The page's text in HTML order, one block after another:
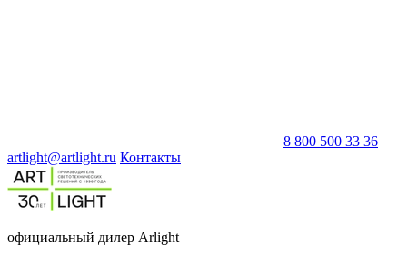
8 800 500 33 36
artlight@artlight.ru Контакты
официальный дилер Arlight